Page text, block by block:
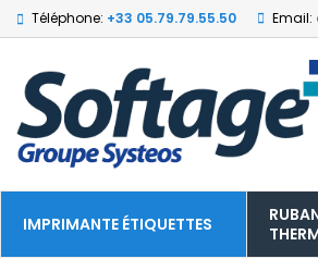
Téléphone: +33 05.79.79.55.50 Email:
IMPRIMANTE ÉTIQUETTES